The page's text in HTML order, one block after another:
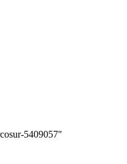
5409057"